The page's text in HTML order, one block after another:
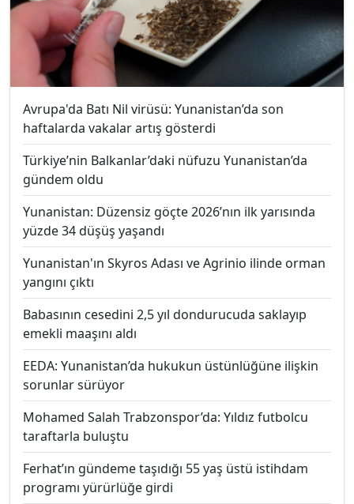
Avrupa'da Batı Nil virüsü: Yunanistan’da son
haftalarda vakalar artış gösterdi
Türkiye’nin Balkanlar’daki nüfuzu Yunanistan’da
gündem oldu
Yunanistan: Düzensiz göçte 2026’nın ilk yarısında
yüzde 34 düşüş yaşandı
Yunanistan'ın Skyros Adası ve Agrinio ilinde orman
yangını çıktı
Babasının cesedini 2,5 yıl dondurucuda saklayıp
emekli maaşını aldı
EEDA: Yunanistan’da hukukun üstünlüğüne ilişkin
sorunlar sürüyor
Mohamed Salah Trabzonspor’da: Yıldız futbolcu
taraftarla buluştu
Ferhat’ın gündeme taşıdığı 55 yaş üstü istihdam
programı yürürlüğe girdi